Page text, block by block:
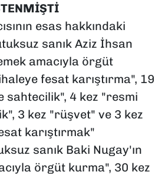
esas hakkındaki
sanık Aziz İhsan
amacıyla örgüt
fesat karıştırma", 19
sahtecilik", 4 kez "resmi
3 kez "rüşvet" ve 3 kez
karıştırmak"
sanık Baki Nugay'ın
örgüt kurma", 30 kez